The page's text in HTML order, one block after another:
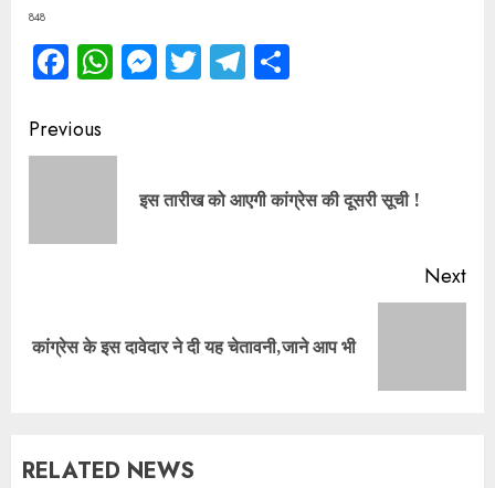
848
Facebook
WhatsApp
Messenger
TwitterTelegram
Continue
Reading
Previous
इस तारीख को आएगी कांग्रेस की दूसरी सूची !
Next
Next
कांग्रेस के इस दावेदार ने दी यह चेतावनी,जाने आप भी
RELATED NEWS